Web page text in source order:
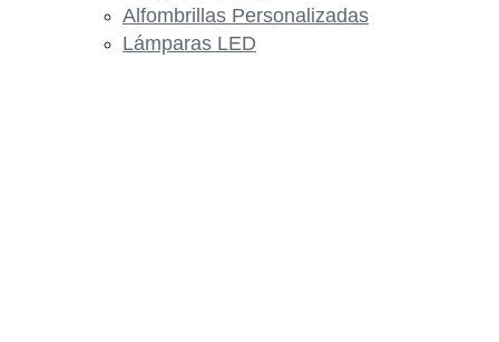
Alfombrillas Personalizadas
Lámparas LED